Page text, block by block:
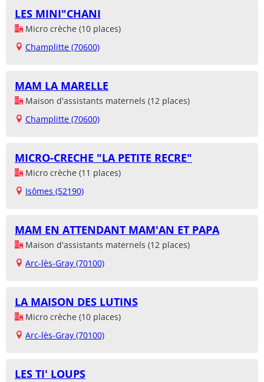
LES MINI"CHANI
Micro crèche (10 places)
Champlitte (70600)
MAM LA MARELLE
Maison d'assistants maternels (12 places)
Champlitte (70600)
MICRO-CRECHE "LA PETITE RECRE"
Micro crèche (11 places)
Isômes (52190)
MAM EN ATTENDANT MAM'AN ET PAPA
Maison d'assistants maternels (12 places)
Arc-lès-Gray (70100)
LA MAISON DES LUTINS
Micro crèche (10 places)
Arc-lès-Gray (70100)
LES TI' LOUPS